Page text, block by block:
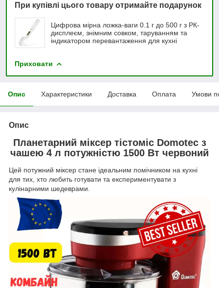
При купівлі цього товару отримайте подарунок
Цифрова мірна ложка-ваги 0.1 г до 500 г з РК-
дисплеєм, знімним совком, таруванням та
індикатором перевантаження для кухні
Приховати
Опис Характеристики Доставка Оплата Умови
Опис
Планетарний міксер тістоміс Domotec з
чашею 4 л потужністю 1500 Вт червоний
Цей потужний міксер стане ідеальним помічником на кухні
для тих, хто любить готувати та експериментувати з
кулінарними шедеврами.